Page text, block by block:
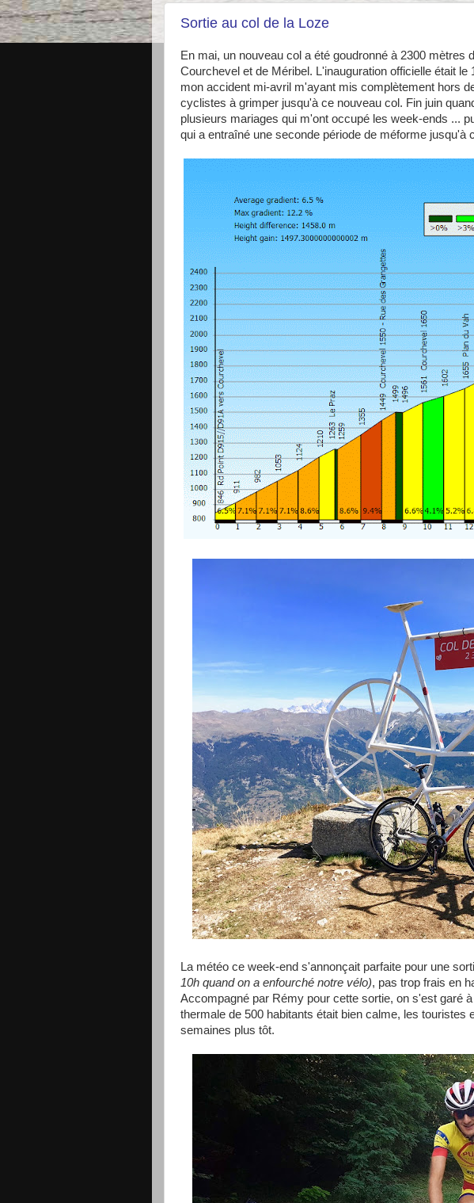
Sortie au col de la Loze
En mai, un nouveau col a été goudronné à 2300 mètres
Courchevel et de Méribel. L'inauguration officielle était
mon accident mi-avril m'ayant mis complètement hors
cyclistes à grimper jusqu'à ce nouveau col. Fin juin
plusieurs mariages qui m'ont occupé les week-ends ...
qui a entraîné une seconde période de méforme jusqu'à
La météo ce week-end s'annonçait parfaite pour une
10h quand on a enfourché notre vélo), pas trop frais en
Accompagné par Rémy pour cette sortie, on s'est garé
thermale de 500 habitants était bien calme, les touristes
semaines plus tôt.